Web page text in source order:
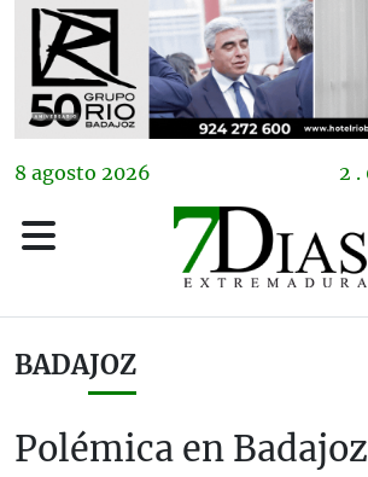
8 agosto 2026 2 .
BADAJOZ
Polémica en